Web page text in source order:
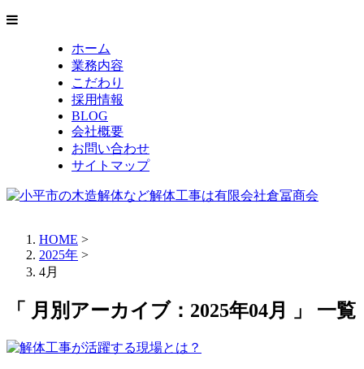
ホーム
業務内容
こだわり
採用情報
BLOG
会社概要
お問い合わせ
サイトマップ
HOME >
2025年 >
4月
「 月別アーカイブ：2025年04月 」 一覧